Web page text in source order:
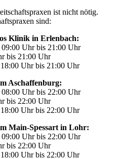
ist nicht nötig.
sind:
Klinik in Erlenbach:
Uhr bis 21:00 Uhr
bis 21:00 Uhr
Uhr bis 21:00 Uhr
Aschaffenburg:
Uhr bis 22:00 Uhr
bis 22:00 Uhr
Uhr bis 22:00 Uhr
Main-Spessart in Lohr:
Uhr bis 22:00 Uhr
bis 22:00 Uhr
Uhr bis 22:00 Uhr